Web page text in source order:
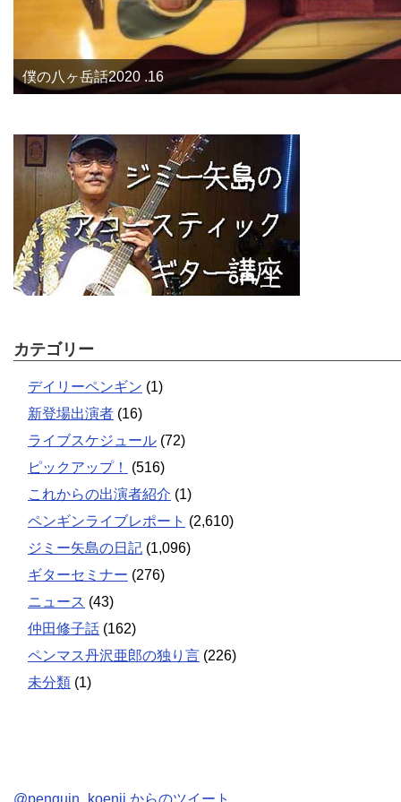
僕の八ヶ岳話2020 .16
カテゴリー
デイリーペンギン (1)
新登場出演者 (16)
ライブスケジュール (72)
ピックアップ！
(516)
これからの出演者紹介 (1)
ペンギンライブレポート (2,610)
ジミー矢島の日記 (1,096)
ギターセミナー (276)
ニュース (43)
仲田修子話 (162)
ペンマス丹沢亜郎の独り言 (226)
未分類 (1)
@penguin_koenji からのツイート